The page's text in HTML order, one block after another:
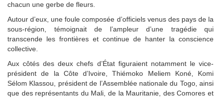
chacun une gerbe de fleurs.
Autour d’eux, une foule composée d’officiels venus des pays de la
sous-région, témoignait de l’ampleur d’une tragédie qui
transcende les frontières et continue de hanter la conscience
collective.
Aux côtés des deux chefs d’État figuraient notamment le vice-
président de la Côte d’Ivoire, Thiémoko Meliem Koné, Komi
Sélom Klassou, président de l’Assemblée nationale du Togo, ainsi
que des représentants du Mali, de la Mauritanie, des Comores et